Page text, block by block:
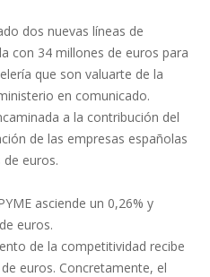
dos nuevas líneas de
con 34 millones de euros para
que son valuarte de la
en comunicado.
a la contribución del
de las empresas españolas
euros.
asciende un 0,26% y
euros.
de la competitividad recibe
euros. Concretamente, el